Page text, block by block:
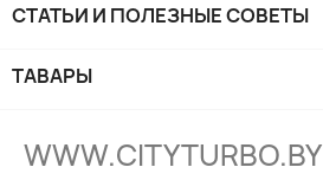
СТАТЬИ И ПОЛЕЗНЫЕ СОВЕТЫ
ТАВАРЫ
WWW.CITYTURBO.BY